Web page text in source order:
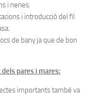
i nenes.
i introducció del fil
de bany ja que de bon
pares i mares:
importants també va